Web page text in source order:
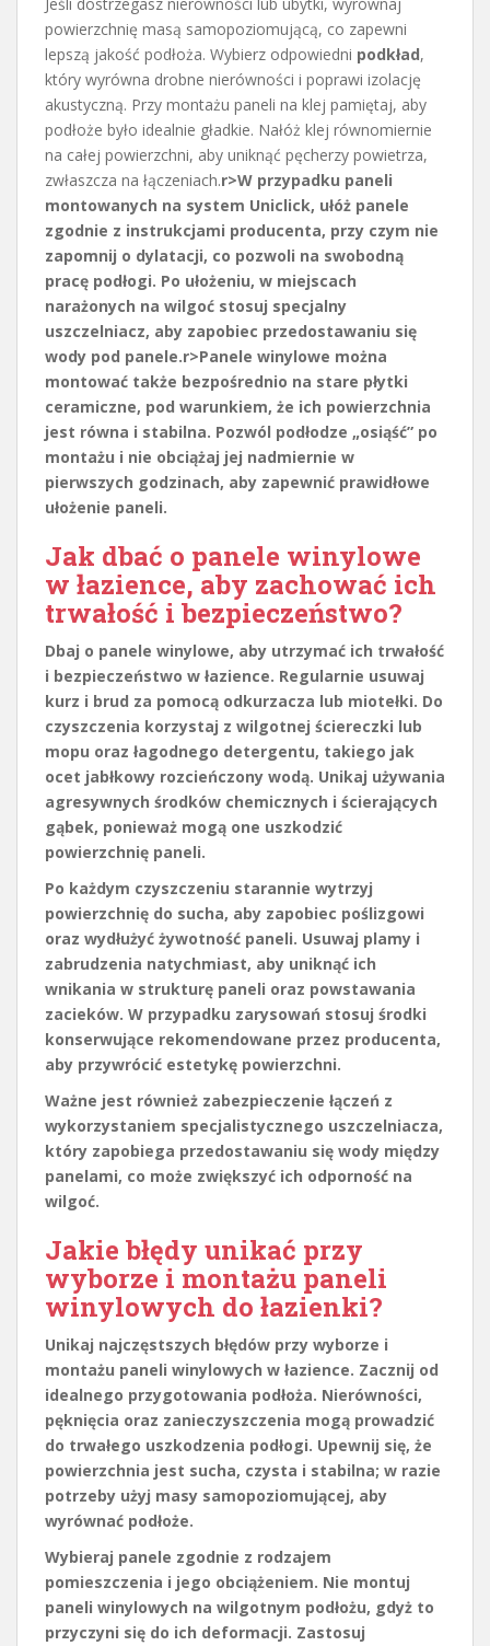
Jeśli dostrzegasz nierówności lub ubytki, wyrównaj
powierzchnię masą samopoziomującą, co zapewni
lepszą jakość podłoża. Wybierz odpowiedni podkład,
który wyrówna drobne nierówności i poprawi izolację
akustyczną. Przy montażu paneli na klej pamiętaj, aby
podłoże było idealnie gładkie. Nałóż klej równomiernie
na całej powierzchni, aby uniknąć pęcherzy powietrza,
zwłaszcza na łączeniach.r>W przypadku paneli
montowanych na system Uniclick, ułóż panele
zgodnie z instrukcjami producenta, przy czym nie
zapomnij o dylatacji, co pozwoli na swobodną
pracę podłogi. Po ułożeniu, w miejscach
narażonych na wilgoć stosuj specjalny
uszczelniacz, aby zapobiec przedostawaniu się
wody pod panele.r>Panele winylowe można
montować także bezpośrednio na stare płytki
ceramiczne, pod warunkiem, że ich powierzchnia
jest równa i stabilna. Pozwól podłodze „osiąść” po
montażu i nie obciążaj jej nadmiernie w
pierwszych godzinach, aby zapewnić prawidłowe
ułożenie paneli.
Jak dbać o panele winylowe
w łazience, aby zachować ich
trwałość i bezpieczeństwo?
Dbaj o panele winylowe, aby utrzymać ich trwałość
i bezpieczeństwo w łazience. Regularnie usuwaj
kurz i brud za pomocą odkurzacza lub miotełki. Do
czyszczenia korzystaj z wilgotnej ściereczki lub
mopu oraz łagodnego detergentu, takiego jak
ocet jabłkowy rozcieńczony wodą. Unikaj używania
agresywnych środków chemicznych i ścierających
gąbek, ponieważ mogą one uszkodzić
powierzchnię paneli.
Po każdym czyszczeniu starannie wytrzyj
powierzchnię do sucha, aby zapobiec poślizgowi
oraz wydłużyć żywotność paneli. Usuwaj plamy i
zabrudzenia natychmiast, aby uniknąć ich
wnikania w strukturę paneli oraz powstawania
zacieków. W przypadku zarysowań stosuj środki
konserwujące rekomendowane przez producenta,
aby przywrócić estetykę powierzchni.
Ważne jest również zabezpieczenie łączeń z
wykorzystaniem specjalistycznego uszczelniacza,
który zapobiega przedostawaniu się wody między
panelami, co może zwiększyć ich odporność na
wilgoć.
Jakie błędy unikać przy
wyborze i montażu paneli
winylowych do łazienki?
Unikaj najczęstszych błędów przy wyborze i
montażu paneli winylowych w łazience. Zacznij od
idealnego przygotowania podłoża. Nierówności,
pęknięcia oraz zanieczyszczenia mogą prowadzić
do trwałego uszkodzenia podłogi. Upewnij się, że
powierzchnia jest sucha, czysta i stabilna; w razie
potrzeby użyj masy samopoziomującej, aby
wyrównać podłoże.
Wybieraj panele zgodnie z rodzajem
pomieszczenia i jego obciążeniem. Nie montuj
paneli winylowych na wilgotnym podłożu, gdyż to
przyczyni się do ich deformacji. Zastosuj